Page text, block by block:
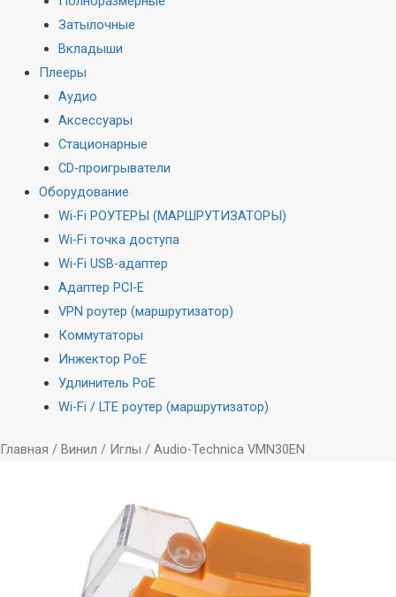
Затылочные
Вкладыши
Плееры
Аудио
Аксессуары
Стационарные
CD-проигрыватели
Оборудование
Wi-Fi РОУТЕРЫ (МАРШРУТИЗАТОРЫ)
Wi-Fi точка доступа
Wi-Fi USB-адаптер
Адаптер PCI-E
VPN роутер (маршрутизатор)
Коммутаторы
Инжектор PoE
Удлинитель PoE
Wi-Fi / LTE роутер (маршрутизатор)
Главная / Винил / Иглы / Audio-Technica VMN30EN